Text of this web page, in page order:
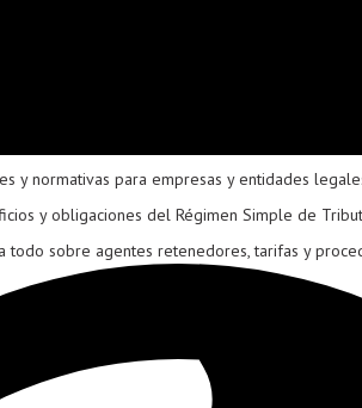
y normativas para empresas y entidades
y obligaciones del Régimen Simple de
todo sobre agentes retenedores, tarifas y